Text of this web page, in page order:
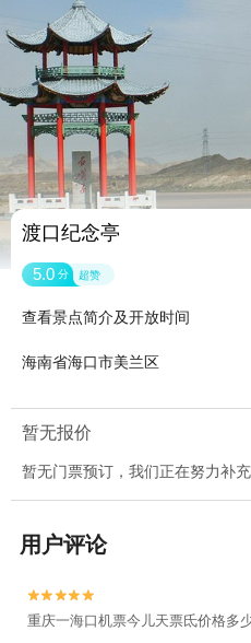
渡口纪念亭
5.0 分 超赞
查看景点简介及开放时间
海南省海口市美兰区
暂无报价
暂无门票预订，我们正在努力补充
用户评论


重庆一海口机票今儿天票氐价格多